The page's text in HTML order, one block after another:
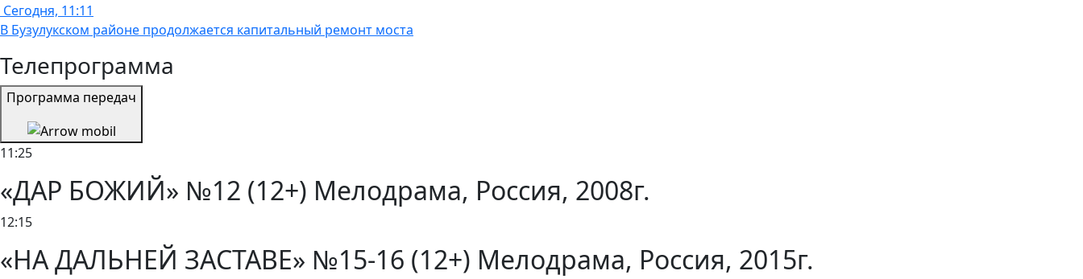
Сегодня, 11:11
В Бузулукском районе продолжается капитальный ремонт моста
Телепрограмма
Программа передач
11:25
«ДАР БОЖИЙ» №12 (12+) Мелодрама, Россия, 2008г.
12:15
«НА ДАЛЬНЕЙ ЗАСТАВЕ» №15-16 (12+) Мелодрама, Россия, 2015г.